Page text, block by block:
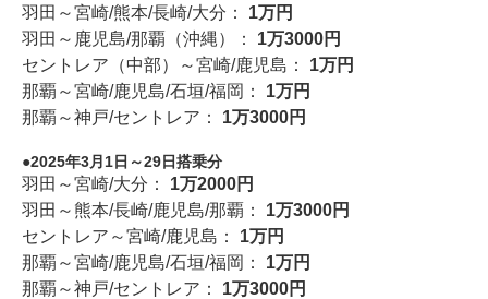
羽田～宮崎/熊本/長崎/大分：
1万円
羽田～鹿児島/那覇（沖縄）：
1万3000円
セントレア（中部）～宮崎/鹿児島：
1万円
那覇～宮崎/鹿児島/石垣/福岡：
1万円
那覇～神戸/セントレア：
1万3000円
2025年3月1日～29日搭乗分
羽田～宮崎/大分：
1万2000円
羽田～熊本/長崎/鹿児島/那覇：
1万3000円
セントレア～宮崎/鹿児島：
1万円
那覇～宮崎/鹿児島/石垣/福岡：
1万円
那覇～神戸/セントレア：
1万3000円